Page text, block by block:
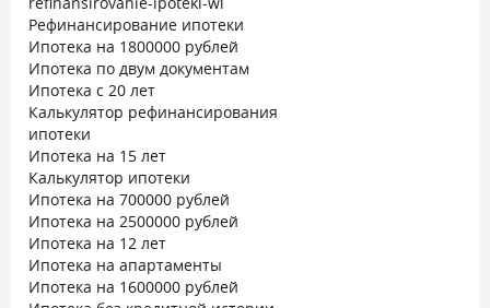
Рефинансирование ипотеки
Ипотека на 1800000 рублей
Ипотека по двум документам
Ипотека с 20 лет
Калькулятор рефинансирования
ипотеки
Ипотека на 15 лет
Калькулятор ипотеки
Ипотека на 700000 рублей
Ипотека на 2500000 рублей
Ипотека на 12 лет
Ипотека на апартаменты
Ипотека на 1600000 рублей